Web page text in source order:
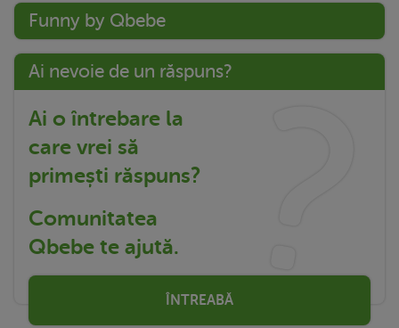
Funny by Qbebe
Ai nevoie de un răspuns?
Ai o întrebare la
care vrei să
primești răspuns?
Comunitatea
Qbebe te ajută.
ÎNTREABĂ